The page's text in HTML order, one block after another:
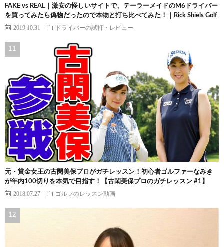
FAKE vs REAL｜激安の怪しいサイトで、テーラーメイドのM6ドライバー
を買ってみたら偽物だったので本物と打ち比べてみた！｜Rick Shiels Golf
2019.10.31 ドライバーの試打・レビュー
元・賞金女王の古閑美保プロがガチレッスン！初心者ゴルファーなみき
が年内100切りを本気で目指す！【古閑美保プロのガチレッスン #1】
2018.07.27 ゴルフのレッスン動画